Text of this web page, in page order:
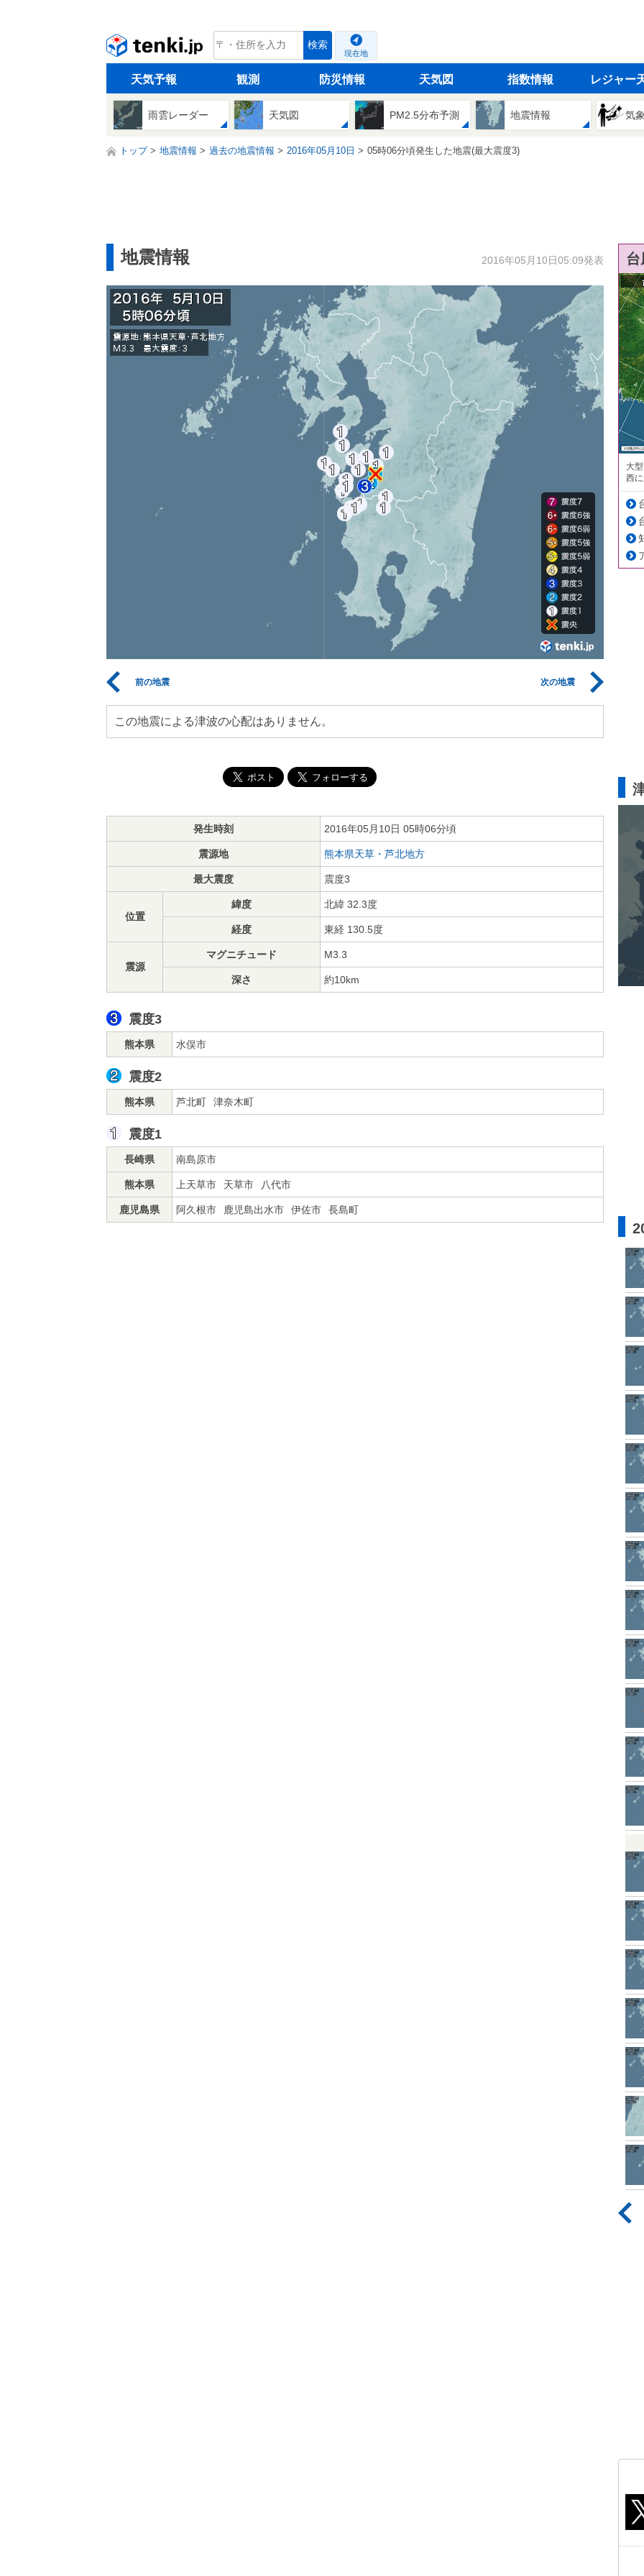
tenki.jp 検索
現在地
天気予報 観測 防災情報 天気図 指数情報 レジャー
雨雲レーダー 天気図 PM2.5分布予測 地震情報 気
トップ 地震情報 過去の地震情報 2016年05月10日 05時06分頃発生した地震(最大震度3)
地震情報 2016年05月10日05:09発表
前の地震 次の地震
この地震による津波の心配はありません。
発生時刻 2016年05月10日 05時06分頃
震源地 熊本県天草・芦北地方
最大震度 震度3
位置
緯度 北緯 32.3度
経度 東経 130.5度
震源
マグニチュード M3.3
深さ 約10km
震度3
熊本県 水俣市
震度2
熊本県 芦北町 津奈木町
震度1
長崎県 南島原市
熊本県 上天草市 天草市 八代市
鹿児島県 阿久根市 鹿児島出水市 伊佐市 長島町
大
西